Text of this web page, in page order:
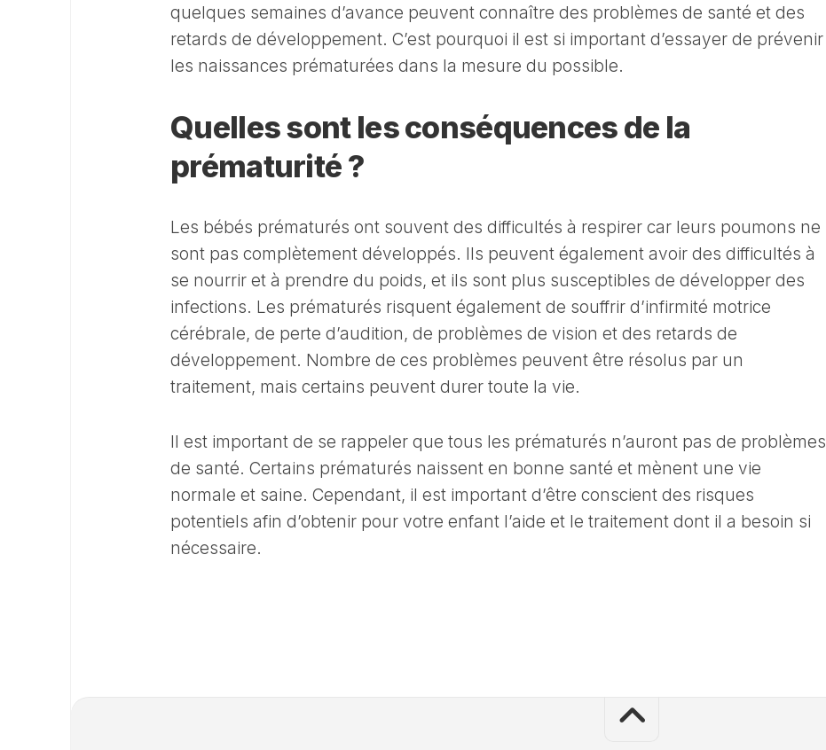
quelques semaines d’avance peuvent connaître des problèmes de santé et des
retards de développement. C’est pourquoi il est si important d’essayer de prévenir
les naissances prématurées dans la mesure du possible.
Quelles sont les conséquences de la
prématurité ?
Les bébés prématurés ont souvent des difficultés à respirer car leurs poumons ne
sont pas complètement développés. Ils peuvent également avoir des difficultés à
se nourrir et à prendre du poids, et ils sont plus susceptibles de développer des
infections. Les prématurés risquent également de souffrir d’infirmité motrice
cérébrale, de perte d’audition, de problèmes de vision et des retards de
développement. Nombre de ces problèmes peuvent être résolus par un
traitement, mais certains peuvent durer toute la vie.
Il est important de se rappeler que tous les prématurés n’auront pas de problèmes
de santé. Certains prématurés naissent en bonne santé et mènent une vie
normale et saine. Cependant, il est important d’être conscient des risques
potentiels afin d’obtenir pour votre enfant l’aide et le traitement dont il a besoin si
nécessaire.